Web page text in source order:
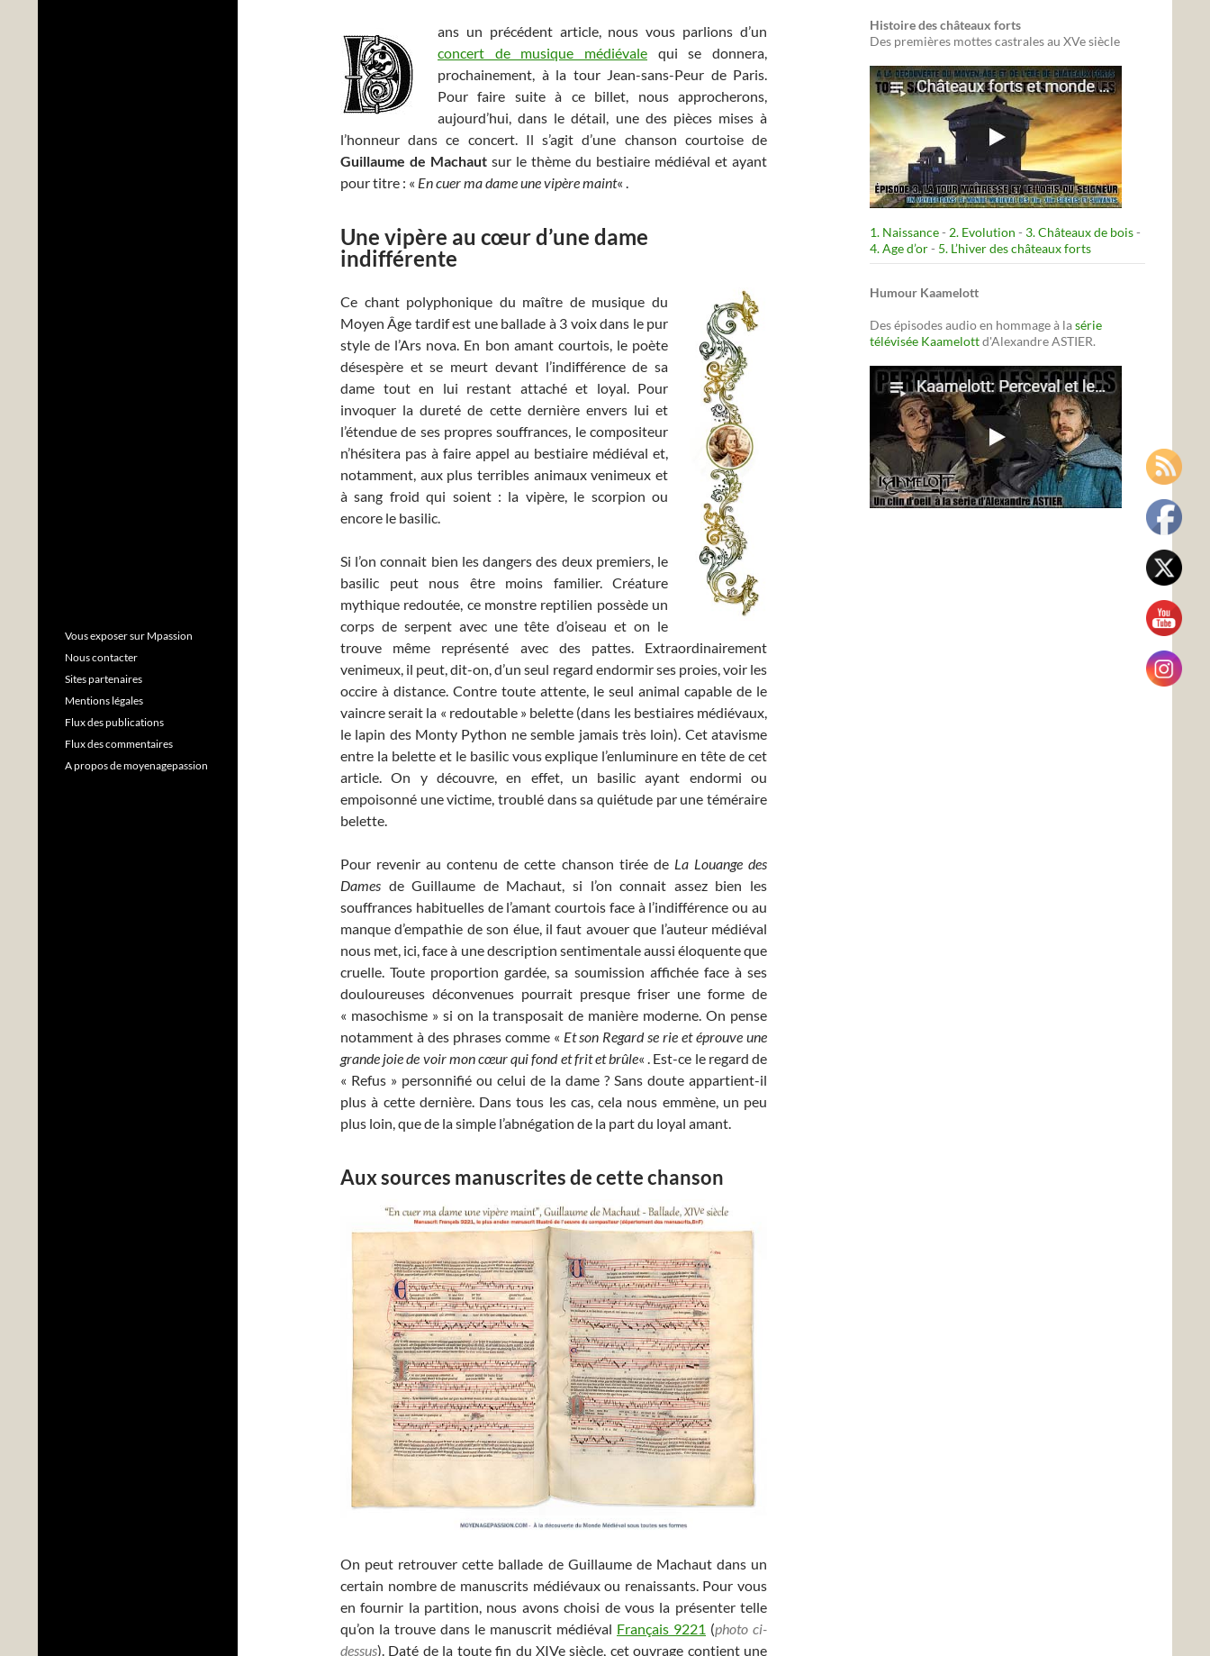
ans un précédent article, nous vous parlions d’un
concert de musique médiévale qui se donnera,
prochainement, à la tour Jean-sans-Peur de Paris.
Pour faire suite à ce billet, nous approcherons,
aujourd’hui, dans le détail, une des pièces mises à
l’honneur dans ce concert. Il s’agit d’une chanson courtoise de
Guillaume de Machaut sur le thème du bestiaire médiéval et ayant
pour titre : « En cuer ma dame une vipère maint« .
Une vipère au cœur d’une dame
indifférente
Ce chant polyphonique du maître de musique du
Moyen Âge tardif est une ballade à 3 voix dans le pur
style de l’Ars nova. En bon amant courtois, le poète
désespère et se meurt devant l’indifférence de sa
dame tout en lui restant attaché et loyal. Pour
invoquer la dureté de cette dernière envers lui et
l’étendue de ses propres souffrances, le compositeur
n’hésitera pas à faire appel au bestiaire médiéval et,
notamment, aux plus terribles animaux venimeux et
à sang froid qui soient : la vipère, le scorpion ou
encore le basilic.
Si l’on connait bien les dangers des deux premiers, le
basilic peut nous être moins familier. Créature
mythique redoutée, ce monstre reptilien possède un
corps de serpent avec une tête d’oiseau et on le
trouve même représenté avec des pattes. Extraordinairement
venimeux, il peut, dit-on, d’un seul regard endormir ses proies, voir les
occire à distance. Contre toute attente, le seul animal capable de le
vaincre serait la « redoutable » belette (dans les bestiaires médiévaux,
le lapin des Monty Python ne semble jamais très loin). Cet atavisme
entre la belette et le basilic vous explique l’enluminure en tête de cet
article. On y découvre, en effet, un basilic ayant endormi ou
empoisonné une victime, troublé dans sa quiétude par une téméraire
belette.
Pour revenir au contenu de cette chanson tirée de La Louange des
Dames de Guillaume de Machaut, si l’on connait assez bien les
souffrances habituelles de l’amant courtois face à l’indifférence ou au
manque d’empathie de son élue, il faut avouer que l’auteur médiéval
nous met, ici, face à une description sentimentale aussi éloquente que
cruelle. Toute proportion gardée, sa soumission affichée face à ses
douloureuses déconvenues pourrait presque friser une forme de
« masochisme » si on la transposait de manière moderne. On pense
notamment à des phrases comme « Et son Regard se rie et éprouve une
grande joie de voir mon cœur qui fond et frit et brûle« . Est-ce le regard de
« Refus » personnifié ou celui de la dame ? Sans doute appartient-il
plus à cette dernière. Dans tous les cas, cela nous emmène, un peu
plus loin, que de la simple l’abnégation de la part du loyal amant.
Aux sources manuscrites de cette chanson
On peut retrouver cette ballade de Guillaume de Machaut dans un
certain nombre de manuscrits médiévaux ou renaissants. Pour vous
en fournir la partition, nous avons choisi de vous la présenter telle
qu’on la trouve dans le manuscrit médiéval Français 9221 (photo ci-
dessus). Daté de la toute fin du XIVe siècle, cet ouvrage contient une
Histoire des châteaux forts
Des premières mottes castrales au XVe siècle
1. Naissance- 2. Evolution - 3. Châteaux de bois-
4. Age d’or- 5. L’hiver des châteaux forts
Humour Kaamelott
Des épisodes audio en hommage à lasérie
télévisée Kaamelottd'Alexandre ASTIER.
Vous exposer sur Mpassion
Nous contacter
Sites partenaires
Mentions légales
Flux des publications
Flux des commentaires
A propos de moyenagepassion